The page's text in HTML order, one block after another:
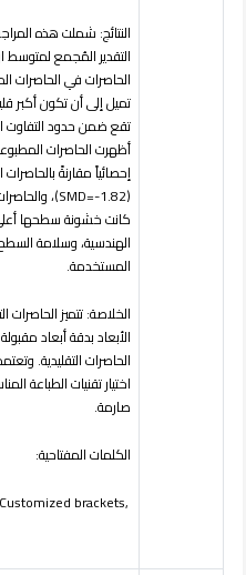
النتائج: شملت هذه
التقدير المُجمع
تقع ضمن حدود التفاوت
أظهرت الحاصرات
إحصائياً مقارنةً بالحاصرات
(
SMD=-1.82)،
كانت خشونة سطحها
الهندسية، وسلامة
المستخدمة.
الخلاصة: تتميز الحاصرات
الأبعاد بدقة أبعاد
الحاصرات التقليدية.
اختيار تقنيات الطباعة
صارمة.
الكلمات المفتاحية:
brackets,